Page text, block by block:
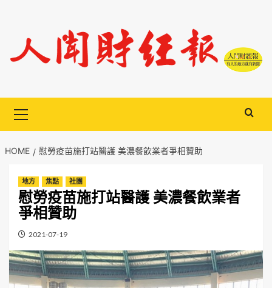
content
Menu
HOME 慰勞疫苗施打站醫護 美濃餐飲業者爭相贊助
地方 焦點 社團
慰勞疫苗施打站醫護 美濃餐飲業者
爭相贊助
2021-07-19